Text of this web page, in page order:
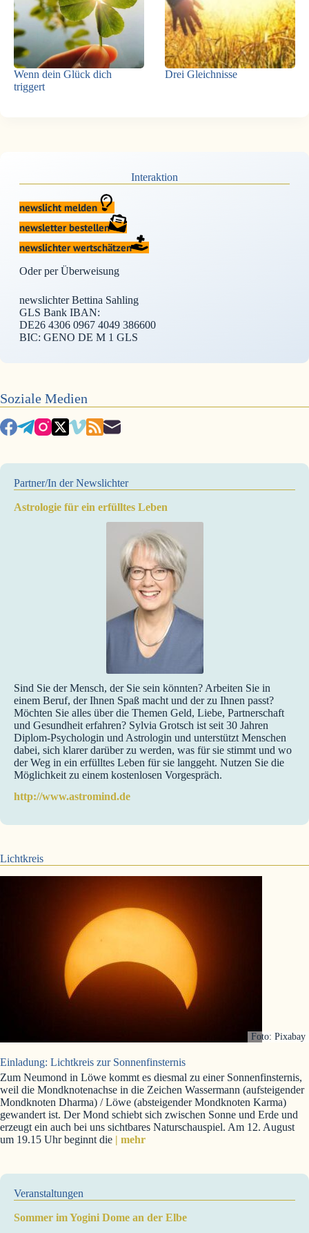
Wenn dein Glück dich
triggert
Drei Gleichnisse
Interaktion
newslicht melden
newsletter bestellen
newslichter wertschätzen
Oder per Überweisung
newslichter Bettina Sahling
GLS Bank IBAN:
DE26 4306 0967 4049 386600
BIC: GENO DE M 1 GLS
Soziale Medien
Partner/In der Newslichter
Astrologie für ein erfülltes Leben
Sind Sie der Mensch, der Sie sein könnten? Arbeiten Sie in
einem Beruf, der Ihnen Spaß macht und der zu Ihnen passt?
Möchten Sie alles über die Themen Geld, Liebe, Partnerschaft
und Gesundheit erfahren? Sylvia Grotsch ist seit 30 Jahren
Diplom-Psychologin und Astrologin und unterstützt Menschen
dabei, sich klarer darüber zu werden, was für sie stimmt und wo
der Weg in ein erfülltes Leben für sie langgeht. Nutzen Sie die
Möglichkeit zu einem kostenlosen Vorgespräch.
http://www.astromind.de
Lichtkreis
Foto: Pixabay
Einladung: Lichtkreis zur Sonnenfinsternis
Zum Neumond in Löwe kommt es diesmal zu einer Sonnenfinsternis,
weil die Mondknotenachse in die Zeichen Wassermann (aufsteigender
Mondknoten Dharma) / Löwe (absteigender Mondknoten Karma)
gewandert ist. Der Mond schiebt sich zwischen Sonne und Erde und
erzeugt ein auch bei uns sichtbares Naturschauspiel. Am 12. August
um 19.15 Uhr beginnt die | mehr
Veranstaltungen
Sommer im Yogini Dome an der Elbe